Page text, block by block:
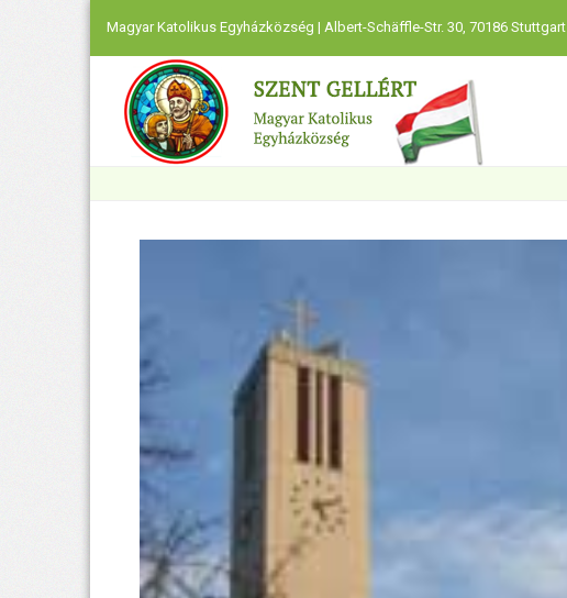
Magyar Katolikus Egyházközség | Albert-Schäffle-Str. 30, 70186 Stuttgart